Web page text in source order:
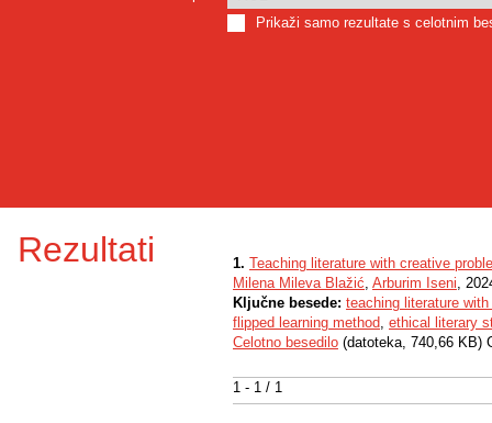
Prikaži samo rezultate s celotnim
Rezultati
1 - 1 / 1
1. Teaching literature with creative
Milena Mileva Blažić, Arburim Iseni,
Ključne besede: teaching literature
flipped learning method, ethical literary
Celotno besedilo (datoteka, 740,66 KB)